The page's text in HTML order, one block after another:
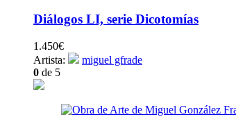
Diálogos LI, serie Dicotomías
1.450€
Artista:
miguel gfrade
0 de 5